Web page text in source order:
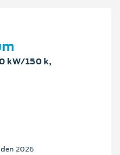
kW/150 k,
2026